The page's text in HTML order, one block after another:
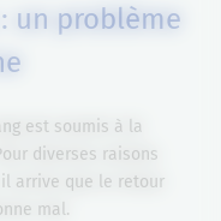
un problème
est soumis à la
diverses raisons
arrive que le retour
mal.